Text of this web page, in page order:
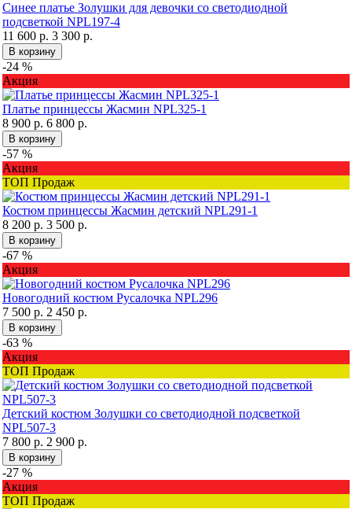
Синее платье Золушки для девочки со светодиодной
подсветкой NPL197-4
11 600 р. 3 300 р.
В корзину
-24 %
Акция
Платье принцессы Жасмин NPL325-1
8 900 р. 6 800 р.
В корзину
-57 %
Акция
ТОП Продаж
Костюм принцессы Жасмин детский NPL291-1
8 200 р. 3 500 р.
В корзину
-67 %
Акция
Новогодний костюм Русалочка NPL296
7 500 р. 2 450 р.
В корзину
-63 %
Акция
ТОП Продаж
Детский костюм Золушки со светодиодной подсветкой
NPL507-3
7 800 р. 2 900 р.
В корзину
-27 %
Акция
ТОП Продаж